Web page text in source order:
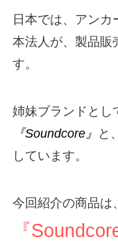
日本では、アンカ
本法人が、製品販
す。
姉妹ブランドとし
『Soundcore』 と
しています。
今回紹介の商品は
『